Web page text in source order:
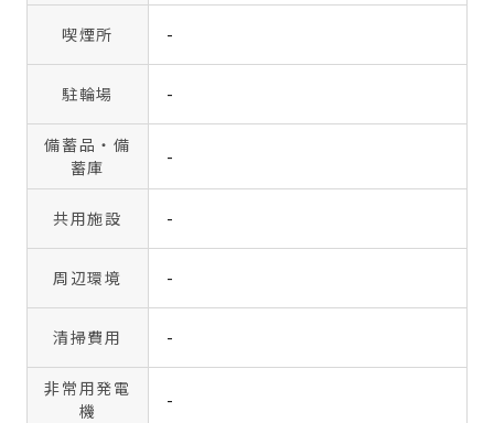
喫煙所 -
駐輪場 -
備蓄品・備
蓄庫
-
共用施設 -
周辺環境 -
清掃費用 -
非常用発電
機
-